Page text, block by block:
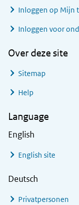
Inloggen op Mijn
Inloggen voor
Over deze site
Sitemap
Help
Language
English
English site
Deutsch
Privatpersonen